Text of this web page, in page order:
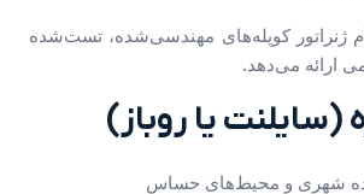
ژنراتور کوپله‌های مهندسی‌شده، تست‌شده
ارائه می‌دهد.
شهری و محیط‌های حساس